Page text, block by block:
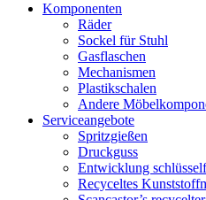
Komponenten
Räder
Sockel für Stuhl
Gasflaschen
Mechanismen
Plastikschalen
Andere
Serviceangebote
Spritzgießen
Druckguss
Entwicklung
Recyceltes